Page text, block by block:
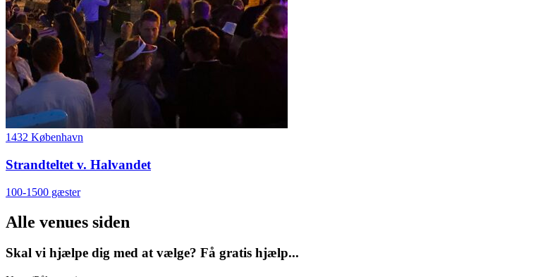
1432 København
Strandteltet v. Halvandet
100-1500 gæster
Alle venues siden
Skal vi hjælpe dig med at vælge? Få gratis hjælp...